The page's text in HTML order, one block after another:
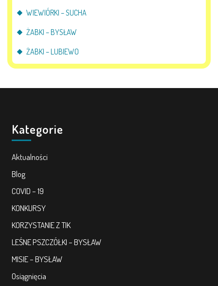
WIEWIÓRKI – SUCHA
ŻABKI – BYSŁAW
ŻABKI – LUBIEWO
Kategorie
Aktualności
Blog
COVID – 19
KONKURSY
KORZYSTANIE Z TIK
LEŚNE PSZCZÓŁKI – BYSŁAW
MISIE – BYSŁAW
Osiągnięcia